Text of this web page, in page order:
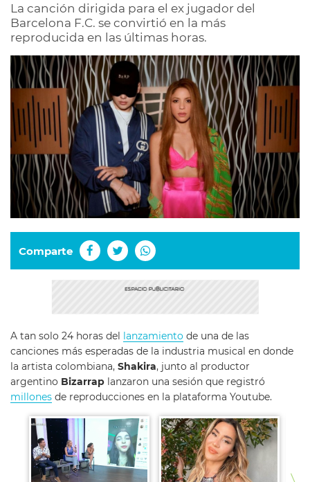
La canción dirigida para el ex jugador del
Barcelona F.C. se convirtió en la más
reproducida en las últimas horas.
Comparte
A tan solo 24 horas del lanzamiento de una de las
canciones más esperadas de la industria musical en donde
la artista colombiana, Shakira, junto al productor
argentino Bizarrap lanzaron una sesión que registró
millones de reproducciones en la plataforma Youtube.